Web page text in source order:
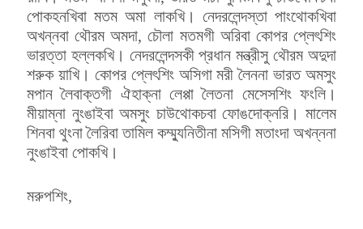
পোকহনখিবা মতম অমা লাকখি। নেদরলেন্দস্তা পাংথোকখিবা
অখন্নবা থৌরম অমদা, চৌলা মতমগী অরিবা কোপর প্লেৎশিং
ভারত্তা হল্লকখি। নেদরলেন্দসকী প্রধান মন্ত্রীসু থৌরম অদুদা
শরুক য়াখি। কোপর প্লেৎশিং অসিগা মরী লৈননা ভারত অমসুং
মপান লৈবাক্তগী ঐহাক্না লেপ্পা লৈতনা মেসেসশিং ফংলি।
মীয়াম্না নুংঙাইবা অমসুং চাউথোকচবা ফোঙদোক্নরি। মালেম
শিনবা থুংনা লৈরিবা তামিল কম্ম্যুনিতীনা মসিগী মতাংদা অখন্ননা
নুংঙাইবা পোকখি।
মরুপশিং,